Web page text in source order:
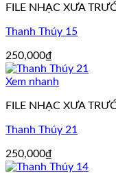
FILE NHẠC XƯA
Thanh Thúy 15
250,000₫
Xem nhanh
FILE NHẠC XƯA
Thanh Thúy 21
250,000₫